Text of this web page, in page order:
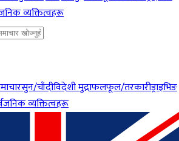
व्यक्तित्वहरू
सुन/चाँदीविदेशी मुद्राफलफूल/तरकारीड्राइभिङ
व्यक्तित्वहरू